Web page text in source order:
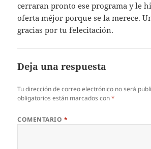
cerraran pronto ese programa y le
oferta méjor porque se la merece.
gracias por tu felecitación.
Deja una respuesta
Tu dirección de correo electrónico no será
obligatorios están marcados con*
COMENTARIO *